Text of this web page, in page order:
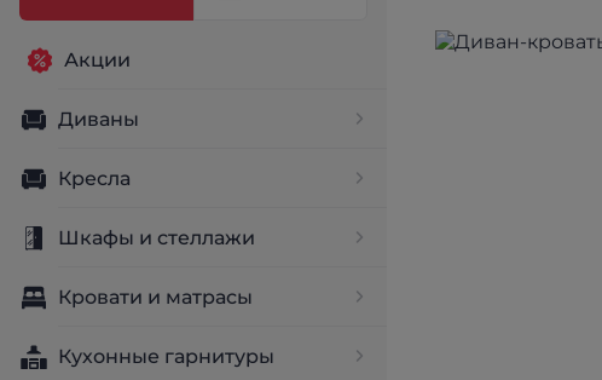
Акции
Диваны
Кресла
Шкафы и стеллажи
Кровати и матрасы
Кухонные гарнитуры